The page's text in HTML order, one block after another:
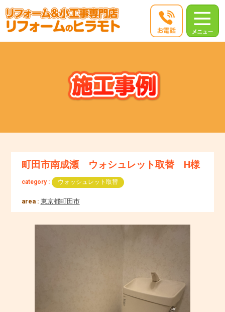
町田市南成瀬 ウォシュレット取替 H様
category : ウォッシュレット取替
area : 東京都町田市